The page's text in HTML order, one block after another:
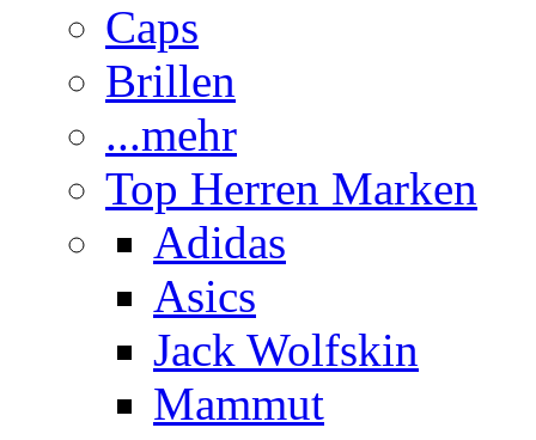
Caps
Brillen
...mehr
Top Herren Marken
Adidas
Asics
Jack Wolfskin
Mammut